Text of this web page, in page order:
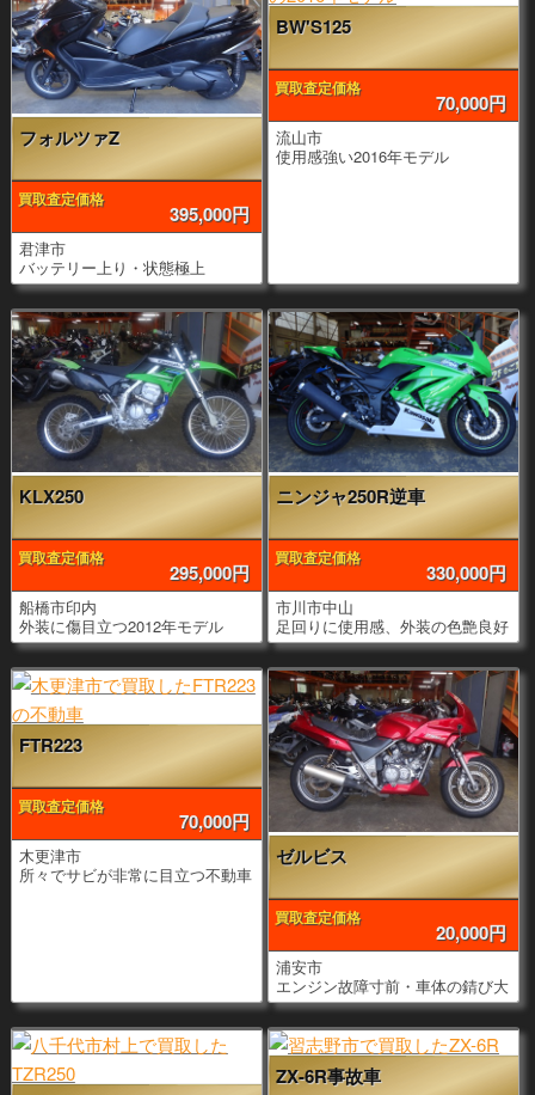
フォルツァZ
買取査定価格
395,000円
君津市
バッテリー上り・状態極上
BW'S125
買取査定価格
70,000円
流山市
使用感強い2016年モデル
KLX250
買取査定価格
295,000円
船橋市印内
外装に傷目立つ2012年モデル
ニンジャ250R逆車
買取査定価格
330,000円
市川市中山
足回りに使用感、外装の色艶良好
FTR223
買取査定価格
70,000円
木更津市
所々でサビが非常に目立つ不動車
ゼルビス
買取査定価格
20,000円
浦安市
エンジン故障寸前・車体の錆び大
ZX-6R事故車